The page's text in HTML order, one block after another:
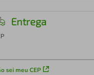
Entrega
sei meu CEP